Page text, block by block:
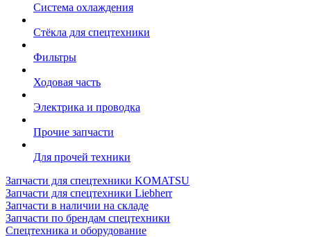
Система охлаждения
Стёкла для спецтехники
Фильтры
Ходовая часть
Электрика и проводка
Прочие запчасти
Для прочей техники
Запчасти для спецтехники KOMATSU
Запчасти для спецтехники Liebherr
Запчасти в наличии на складе
Запчасти по брендам спецтехники
Спецтехника и оборудование